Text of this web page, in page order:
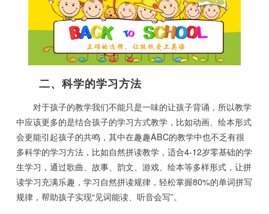
二、科学的学习方法
对于孩子的教学我们不能只是一味的让孩子背诵，所以教学
中应该更多的是结合孩子的学习方式教学，比如动画、绘本形式
会更能引起孩子的共鸣，其中在趣趣ABC的教学中也不乏有很
多科学的学习方法，比如自然拼读教学，适合4-12岁零基础的学
生学习，通过歌曲、故事、韵文、游戏、绘本等多样形式，让拼
读学习充满乐趣，学习自然拼读规律，轻松掌握80%的单词拼写
规律，帮助孩子实现“见词能读、听音会写”。